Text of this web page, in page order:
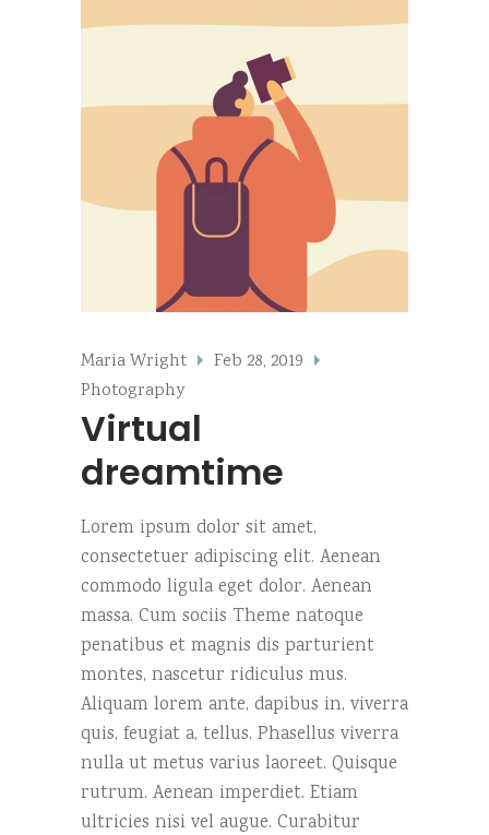
Maria Wright
Feb 28, 2019
Photography
Virtual
dreamtime
Lorem ipsum dolor sit amet,
consectetuer adipiscing elit. Aenean
commodo ligula eget dolor. Aenean
massa. Cum sociis Theme natoque
penatibus et magnis dis parturient
montes, nascetur ridiculus mus.
Aliquam lorem ante, dapibus in, viverra
quis, feugiat a, tellus. Phasellus viverra
nulla ut metus varius laoreet. Quisque
rutrum. Aenean imperdiet. Etiam
ultricies nisi vel augue. Curabitur